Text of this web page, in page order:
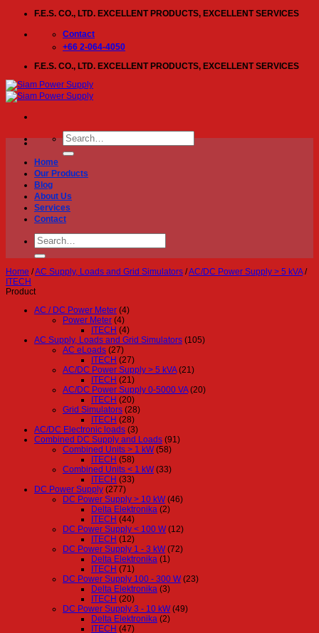
content
F.E.S. CO., LTD. EXCELLENT PRODUCTS, EXCELLENT SERVICES
Contact
+66 2-064-4050
F.E.S. CO., LTD. EXCELLENT PRODUCTS, EXCELLENT SERVICES
Search
for:
Home
Our Products
Blog
About Us
Services
Contact
Search
for:
Home /AC Supply, Loads and Grid Simulators /AC/DC Power Supply > 5 kVA /
ITECH
Product
AC / DC Power Meter (4)
Power Meter (4)
ITECH (4)
AC Supply, Loads and Grid Simulators (105)
AC eLoads (27)
ITECH (27)
AC/DC Power Supply > 5 kVA (21)
ITECH (21)
AC/DC Power Supply 0-5000 VA (20)
ITECH (20)
Grid Simulators (28)
ITECH (28)
AC/DC Electronic loads (3)
Combined DC Supply and Loads (91)
Combined Units > 1 kW (58)
ITECH (58)
Combined Units < 1 kW (33)
ITECH (33)
DC Power Supply (277)
DC Power Supply > 10 kW (46)
Delta Elektronika (2)
ITECH (44)
DC Power Supply < 100 W (12)
ITECH (12)
DC Power Supply 1 - 3 kW (72)
Delta Elektronika (1)
ITECH (71)
DC Power Supply 100 - 300 W (23)
Delta Elektronika (3)
ITECH (20)
DC Power Supply 3 - 10 kW (49)
Delta Elektronika (2)
ITECH (47)